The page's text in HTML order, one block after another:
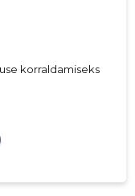
korraldamiseks